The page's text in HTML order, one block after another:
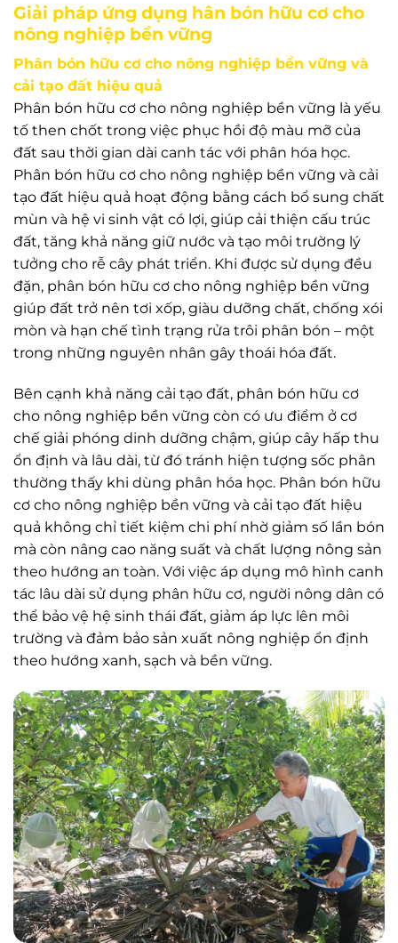
Giải pháp ứng dụng hân bón hữu cơ cho
nông nghiệp bền vững
Phân bón hữu cơ cho nông nghiệp bền vững và
cải tạo đất hiệu quả
Phân bón hữu cơ cho nông nghiệp bền vững là yếu
tố then chốt trong việc phục hồi độ màu mỡ của
đất sau thời gian dài canh tác với phân hóa học.
Phân bón hữu cơ cho nông nghiệp bền vững và cải
tạo đất hiệu quả hoạt động bằng cách bổ sung chất
mùn và hệ vi sinh vật có lợi, giúp cải thiện cấu trúc
đất, tăng khả năng giữ nước và tạo môi trường lý
tưởng cho rễ cây phát triển. Khi được sử dụng đều
đặn, phân bón hữu cơ cho nông nghiệp bền vững
giúp đất trở nên tơi xốp, giàu dưỡng chất, chống xói
mòn và hạn chế tình trạng rửa trôi phân bón – một
trong những nguyên nhân gây thoái hóa đất.
Bên cạnh khả năng cải tạo đất, phân bón hữu cơ
cho nông nghiệp bền vững còn có ưu điểm ở cơ
chế giải phóng dinh dưỡng chậm, giúp cây hấp thu
ổn định và lâu dài, từ đó tránh hiện tượng sốc phân
thường thấy khi dùng phân hóa học. Phân bón hữu
cơ cho nông nghiệp bền vững và cải tạo đất hiệu
quả không chỉ tiết kiệm chi phí nhờ giảm số lần bón
mà còn nâng cao năng suất và chất lượng nông sản
theo hướng an toàn. Với việc áp dụng mô hình canh
tác lâu dài sử dụng phân hữu cơ, người nông dân có
thể bảo vệ hệ sinh thái đất, giảm áp lực lên môi
trường và đảm bảo sản xuất nông nghiệp ổn định
theo hướng xanh, sạch và bền vững.